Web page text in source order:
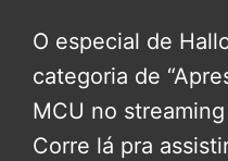
O especial de
categoria de
MCU no
Corre lá pra